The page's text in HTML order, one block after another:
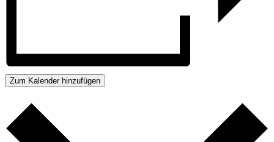
Zum Kalender hinzufügen